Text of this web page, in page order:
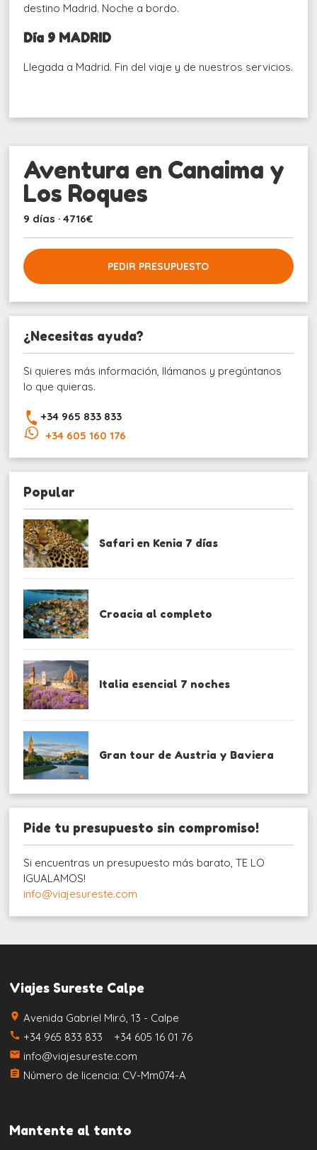
destino Madrid. Noche a bordo.
Día 9 MADRID
Llegada a Madrid. Fin del viaje y de nuestros servicios.
Aventura en Canaima y
Los Roques
9 días · 4716€
PEDIR PRESUPUESTO
¿Necesitas ayuda?
Si quieres más información, llámanos y pregúntanos
lo que quieras.
+34 965 833 833
+34 605 160 176
Popular
Safari en Kenia 7 días
Croacia al completo
Italia esencial 7 noches
Gran tour de Austria y Baviera
Pide tu presupuesto sin compromiso!
Si encuentras un presupuesto más barato, TE LO
IGUALAMOS!
info@viajesureste.com
Viajes Sureste Calpe
place Avenida Gabriel Miró, 13 - Calpe
call +34 965 833 833 +34 605 16 01 76
email info@viajesureste.com
assignment Número de licencia: CV-Mm074-A
Mantente al tanto